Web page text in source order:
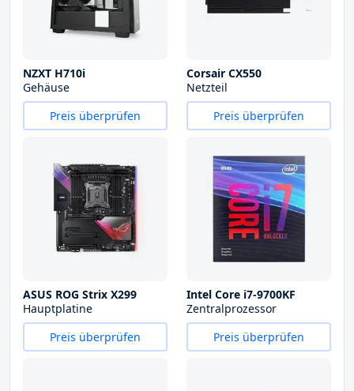
NZXT H710i
Gehäuse
Preis überprüfen
Corsair CX550
Netzteil
Preis überprüfen
ASUS ROG Strix X299
Hauptplatine
Preis überprüfen
Intel Core i7-9700KF
Zentralprozessor
Preis überprüfen